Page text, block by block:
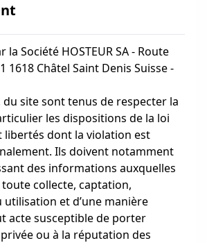
la Société HOSTEUR SA - Route
1618 Châtel Saint Denis Suisse -
du site sont tenus de respecter la
les dispositions de la loi
dont la violation est
Ils doivent notamment
des informations auxquelles
collecte, captation,
et d’une manière
acte susceptible de porter
ou à la réputation des